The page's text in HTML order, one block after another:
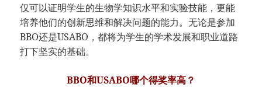
仅可以证明学生的生物学知识水平和实验技能，更能
培养他们的创新思维和解决问题的能力。无论是参加
BBO还是USABO，都将为学生的学术发展和职业道路
打下坚实的基础。
BBO和USABO哪个得奖率高？